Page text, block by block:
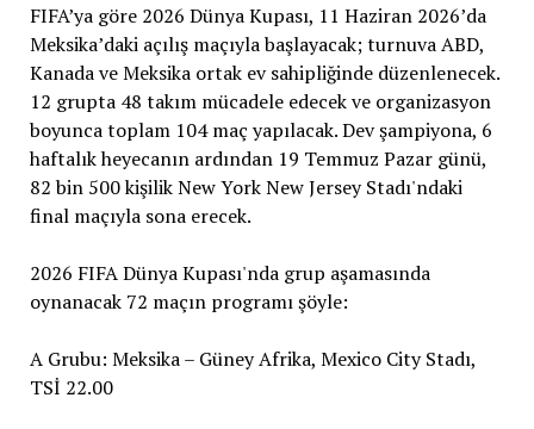
FIFA’ya göre 2026 Dünya Kupası, 11 Haziran 2026’da
Meksika’daki açılış maçıyla başlayacak; turnuva ABD,
Kanada ve Meksika ortak ev sahipliğinde düzenlenecek.
12 grupta 48 takım mücadele edecek ve organizasyon
boyunca toplam 104 maç yapılacak. Dev şampiyona, 6
haftalık heyecanın ardından 19 Temmuz Pazar günü,
82 bin 500 kişilik New York New Jersey Stadı'ndaki
final maçıyla sona erecek.
2026 FIFA Dünya Kupası'nda grup aşamasında
oynanacak 72 maçın programı şöyle:
A Grubu: Meksika – Güney Afrika, Mexico City Stadı,
TSİ 22.00